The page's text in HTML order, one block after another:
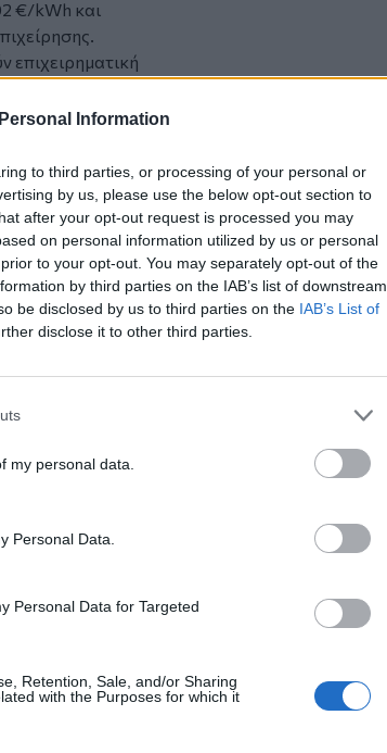
Information
to third parties, or processing of your personal or
by us, please use the below opt-out section to
after your opt-out request is processed you may
on personal information utilized by us or personal
to your opt-out. You may separately opt-out of the
by third parties on the IAB’s list of downstream
be disclosed by us to third parties on the IAB’s List of
disclose it to other third parties.
my personal data.
Personal Data.
Personal Data for Targeted
Retention, Sale, and/or Sharing
with the Purposes for which it
€/kWh και
2023 από
€/kWh και
όπως
0,04
εργασιών τους.
και 10.72
ζαχαροπλαστικής,
και την 28
οι οποίες δεν
και εφόσον
ανήκουν στην Α
σε
(περίπου 3
Επίσης δεν θα
τιμολόγια
του ΔΕΔΔΗΕ όπου
με τους κωδικούς
της ΑΑΔΕ
επιστρέφονται